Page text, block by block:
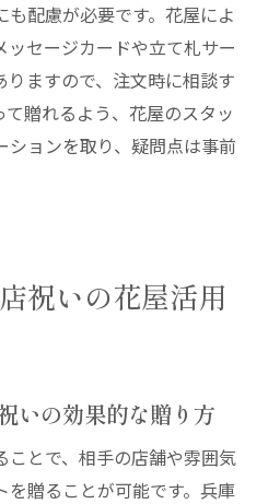
配慮が必要です。花屋によ
ッセージカードや立て札サー
りますので、注文時に相談す
贈れるよう、花屋のスタッ
ションを取り、疑問点は事前
祝いの花屋活用
いの効果的な贈り方
ことで、相手の店舗や雰囲気
を贈ることが可能です。兵庫